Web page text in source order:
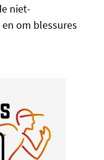
niet-
om blessures